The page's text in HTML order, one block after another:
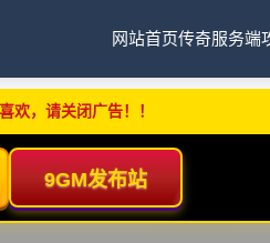
网站首页传奇服务端
，请关闭广告！！